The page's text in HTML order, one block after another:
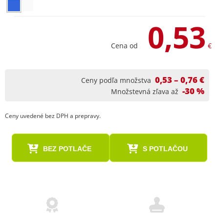
Cena od 0,53 €
Ceny podľa množstva 0,53 – 0,76 €
Množstevná zľava až -30 %
Ceny uvedené bez DPH a prepravy.
BEZ POTLAČE S POTLAČOU